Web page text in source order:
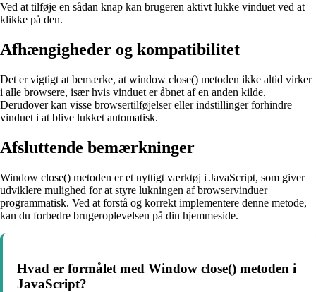
Ved at tilføje en sådan knap kan brugeren aktivt lukke vinduet ved at
klikke på den.
Afhængigheder og kompatibilitet
Det er vigtigt at bemærke, at window close() metoden ikke altid virker
i alle browsere, især hvis vinduet er åbnet af en anden kilde.
Derudover kan visse browsertilføjelser eller indstillinger forhindre
vinduet i at blive lukket automatisk.
Afsluttende bemærkninger
Window close() metoden er et nyttigt værktøj i JavaScript, som giver
udviklere mulighed for at styre lukningen af browservinduer
programmatisk. Ved at forstå og korrekt implementere denne metode,
kan du forbedre brugeroplevelsen på din hjemmeside.
Hvad er formålet med Window close() metoden i
JavaScript?